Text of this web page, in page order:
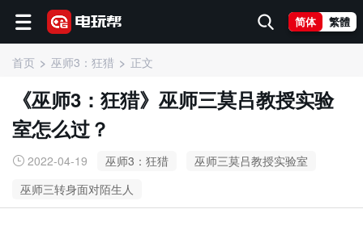
简体 繁體
首页 巫师3：狂猎 正文
《巫师3：狂猎》巫师三莫吕教授实验
室怎么过？
2022-04-19 巫师3：狂猎
巫师三莫吕教授实验室
巫师三转身面对陌生人